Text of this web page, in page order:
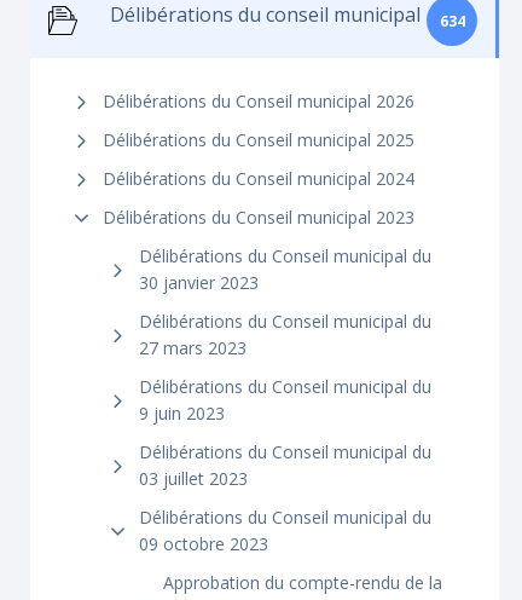
Délibérations du conseil municipal 634
Délibérations du Conseil municipal 2026
Délibérations du Conseil municipal 2025
Délibérations du Conseil municipal 2024
Délibérations du Conseil municipal 2023
Délibérations du Conseil municipal du
30 janvier 2023
Délibérations du Conseil municipal du
27 mars 2023
Délibérations du Conseil municipal du
9 juin 2023
Délibérations du Conseil municipal du
03 juillet 2023
Délibérations du Conseil municipal du
09 octobre 2023
Approbation du compte-rendu de la